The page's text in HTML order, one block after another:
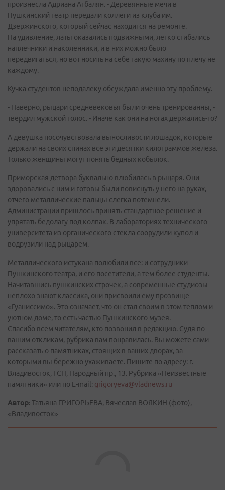
произнесла Адриана Агбалян. - Деревянные мечи в
Пушкинский театр передали коллеги из клуба им.
Дзержинского, который сейчас находится на ремонте.
На удивление, латы оказались подвижными, легко сгибались
наплечники и наколенники, и в них можно было
передвигаться, но вот носить на себе такую махину по плечу не
каждому.
Кучка студентов неподалеку обсуждала именно эту проблему.
- Наверно, рыцари средневековья были очень тренированны, -
твердил мужской голос. - Иначе как они на ногах держались-то?
А девушка посочувствовала выносливости лошадок, которые
держали на своих спинах все эти десятки килограммов железа.
Только женщины могут понять бедных кобылок.
Приморская детвора буквально влюбилась в рыцаря. Они
здоровались с ним и готовы были повиснуть у него на руках,
отчего металлические пальцы слегка потемнели.
Администрации пришлось принять стандартное решение и
упрятать бедолагу под колпак. В лабораториях технического
университета из органического стекла соорудили купол и
водрузили над рыцарем.
Металлического истукана полюбили все: и сотрудники
Пушкинского театра, и его посетители, а тем более студенты.
Начитавшись пушкинских строчек, а современные студиозы
неплохо знают классика, они присвоили ему прозвище
«Гуаниссимо». Это означает, что он стал своим в этом теплом и
уютном доме, то есть частью Пушкинского музея.
Спасибо всем читателям, кто позвонил в редакцию. Судя по
вашим откликам, рубрика вам понравилась. Вы можете сами
рассказать о памятниках, стоящих в ваших дворах, за
которыми вы бережно ухаживаете. Пишите по адресу: г.
Владивосток, ГСП, Народный пр., 13. Рубрика «Неизвестные
памятники» или по E-mail: grigoryeva@vladnews.ru
Автор:Татьяна ГРИГОРЬЕВА, Вячеслав ВОЯКИН (фото),
«Владивосток»